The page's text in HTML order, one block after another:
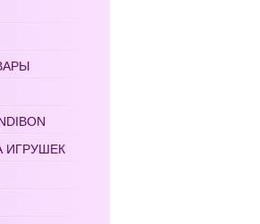
ИГРУШЕК